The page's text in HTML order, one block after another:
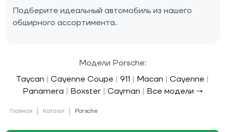
Подберите идеальный автомобиль из нашего
обширного ассортимента.
Модели Porsche:
Taycan | Cayenne Coupe | 911 | Macan | Cayenne |
Panamera | Boxster| Cayman | Все модели →
Главная Каталог Porsche